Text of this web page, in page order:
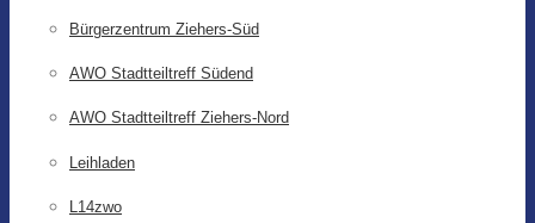
Bürgerzentrum Ziehers-Süd
AWO Stadtteiltreff Südend
AWO Stadtteiltreff Ziehers-Nord
Leihladen
L14zwo